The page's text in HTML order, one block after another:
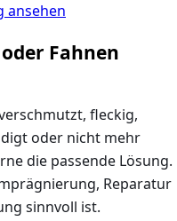
ansehen
Fahnen
fleckig,
oder nicht mehr
die passende Lösung.
Reparatur
sinnvoll ist.